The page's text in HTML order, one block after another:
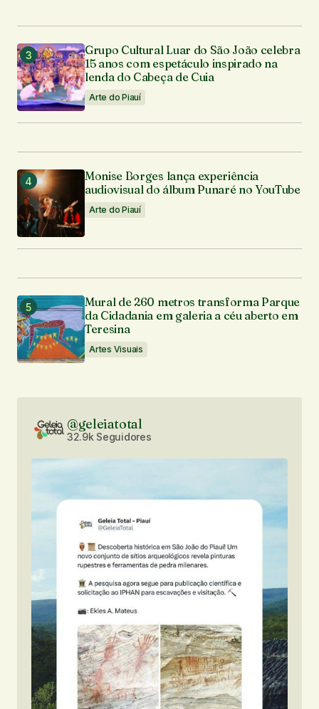
Grupo Cultural Luar do São João celebra
15 anos com espetáculo inspirado na
lenda do Cabeça de Cuia
Arte do Piauí
Monise Borges lança experiência
audiovisual do álbum Punaré no YouTube
Arte do Piauí
Mural de 260 metros transforma Parque
da Cidadania em galeria a céu aberto em
Teresina
Artes Visuais
@geleiatotal
32.9k Seguidores